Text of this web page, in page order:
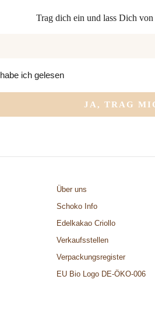
Trag dich ein und lass Dich
habe ich gelesen
Über uns
Schoko Info
Edelkakao Criollo
Verkaufsstellen
Verpackungsregister
EU Bio Logo DE-ÖKO-006